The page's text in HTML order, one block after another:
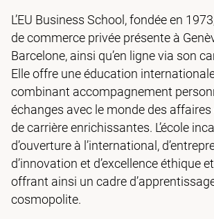
L’EU Business School, fondée en
de commerce privée présente à
Barcelone, ainsi qu’en ligne via son
Elle offre une éducation
combinant accompagnement
échanges avec le monde des
de carrière enrichissantes. L’école
d’ouverture à l’international,
d’innovation et d’excellence éthique
offrant ainsi un cadre
cosmopolite.